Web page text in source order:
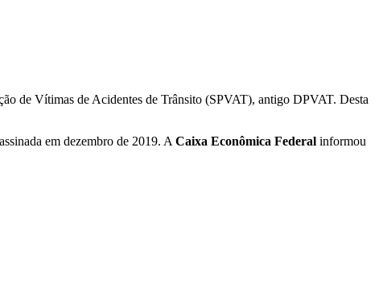
de Vítimas de Acidentes de Trânsito (SPVAT), antigo DPVAT. Desta
em dezembro de 2019. A Caixa Econômica Federal informou